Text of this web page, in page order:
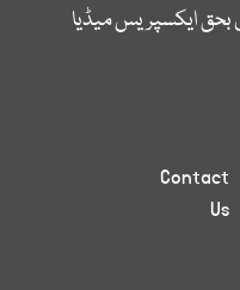
بحق ایکسپریس میڈیا
Contact
Us